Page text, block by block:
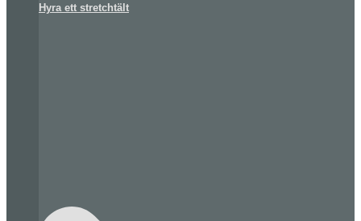
Hyra ett stretchtält